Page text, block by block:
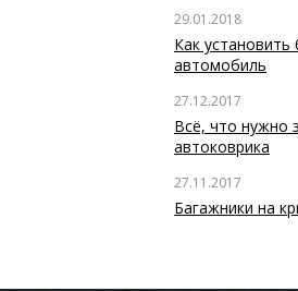
29.01.2018
Как установить
автомобиль
27.12.2017
Всё, что нужно
автоковрика
27.11.2017
Багажники на